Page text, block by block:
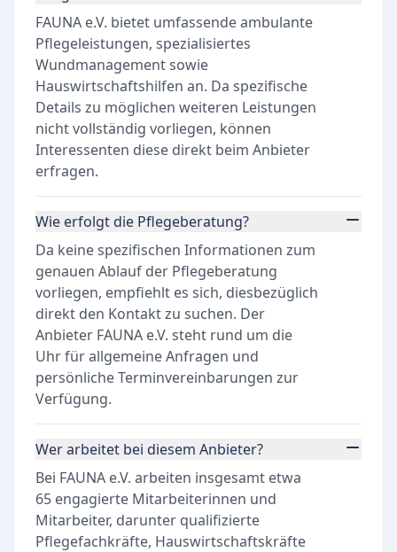
FAUNA e.V. bietet umfassende ambulante
Pflegeleistungen, spezialisiertes
Wundmanagement sowie
Hauswirtschaftshilfen an. Da spezifische
Details zu möglichen weiteren Leistungen
nicht vollständig vorliegen, können
Interessenten diese direkt beim Anbieter
erfragen.
Wie erfolgt die Pflegeberatung?
Da keine spezifischen Informationen zum
genauen Ablauf der Pflegeberatung
vorliegen, empfiehlt es sich, diesbezüglich
direkt den Kontakt zu suchen. Der
Anbieter FAUNA e.V. steht rund um die
Uhr für allgemeine Anfragen und
persönliche Terminvereinbarungen zur
Verfügung.
Wer arbeitet bei diesem Anbieter?
Bei FAUNA e.V. arbeiten insgesamt etwa
65 engagierte Mitarbeiterinnen und
Mitarbeiter, darunter qualifizierte
Pflegefachkräfte, Hauswirtschaftskräfte